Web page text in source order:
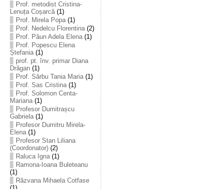
Prof. metodist Cristina-
Lenuța Coșarcă(1)
Prof. Mirela Popa(1)
Prof. Nedelcu Florentina(2)
Prof. Păun Adela Elena(1)
Prof. Popescu Elena
Ștefania(1)
prof. pt. înv. primar Diana
Drăgan(1)
Prof. Sârbu Tania Maria(1)
Prof. Sas Cristina(1)
Prof. Solomon Centa-
Mariana(1)
Profesor Dumitrașcu
Gabriela(1)
Profesor Dumitru Mirela-
Elena(1)
Profesor Stan Liliana
(Coordonator)(2)
Raluca Igna(1)
Ramona-Ioana Buleteanu
(1)
Răzvana Mihaela Cotfase